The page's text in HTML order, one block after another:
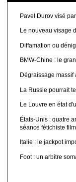
Pavel Durov visé
Le nouveau visage
Diffamation ou
BMW-Chine : le
Dégraissage
La Russie pourrait
Le Louvre en état
États-Unis : quatre
séance fétichiste
Italie : le jackpot
Foot : un arbitre